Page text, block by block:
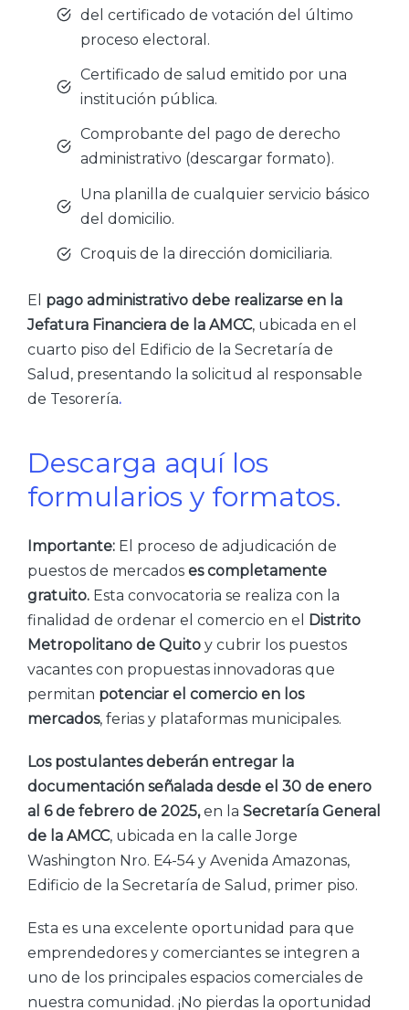
del certificado de votación del último
proceso electoral.
Certificado de salud emitido por una
institución pública.
Comprobante del pago de derecho
administrativo (descargar formato).
Una planilla de cualquier servicio básico
del domicilio.
Croquis de la dirección domiciliaria.
El pago administrativo debe realizarse en la
Jefatura Financiera de la AMCC, ubicada en el
cuarto piso del Edificio de la Secretaría de
Salud, presentando la solicitud al responsable
de Tesorería.
Descarga aquí los
formularios y formatos.
Importante: El proceso de adjudicación de
puestos de mercados es completamente
gratuito. Esta convocatoria se realiza con la
finalidad de ordenar el comercio en el
Distrito
Metropolitano de Quito y cubrir los puestos
vacantes con propuestas innovadoras que
permitan potenciar el comercio en los
mercados, ferias y plataformas municipales.
Los postulantes deberán entregar la
documentación señalada desde el 30 de enero
al 6 de febrero de 2025,en la Secretaría General
de la AMCC, ubicada en la calle Jorge
Washington Nro. E4-54 y Avenida Amazonas,
Edificio de la Secretaría de Salud, primer piso.
Esta es una excelente oportunidad para que
emprendedores y comerciantes se integren a
uno de los principales espacios comerciales de
nuestra comunidad. ¡No pierdas la oportunidad